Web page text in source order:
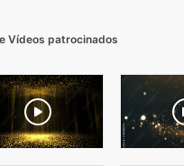
Vídeos patrocinados